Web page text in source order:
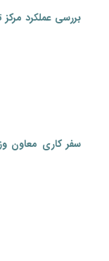
بررسی عملکرد
سفر کاری معاون